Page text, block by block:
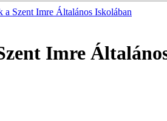
a Szent Imre Általános Iskolában
Imre